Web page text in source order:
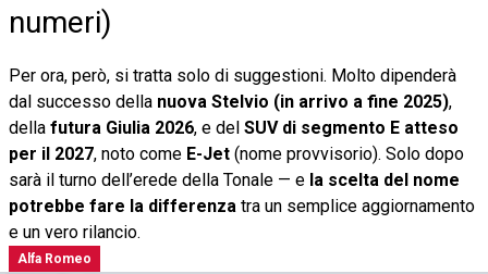
numeri)
Per ora, però, si tratta solo di suggestioni. Molto dipenderà
dal successo della nuova Stelvio (in arrivo a fine 2025),
della futura Giulia 2026, e del SUV di segmento E atteso
per il 2027, noto come E-Jet (nome provvisorio). Solo dopo
sarà il turno dell’erede della Tonale — e la scelta del nome
potrebbe fare la differenza tra un semplice aggiornamento
e un vero rilancio.
Alfa Romeo